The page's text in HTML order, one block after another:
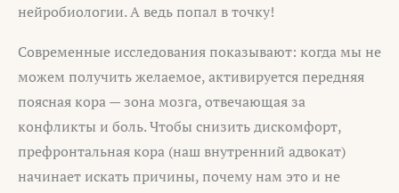
нейробиологии. А ведь попал в точку!
Современные исследования показывают: когда мы не
можем получить желаемое, активируется передняя
поясная кора — зона мозга, отвечающая за
конфликты и боль. Чтобы снизить дискомфорт,
префронтальная кора (наш внутренний адвокат)
начинает искать причины, почему нам это и не